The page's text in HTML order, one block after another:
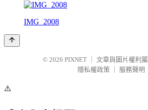
IMG_2008
© 2026 PIXNET
文章與圖片權利
隱私權政策
服務聲明
⚠️